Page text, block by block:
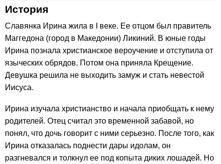
История
Славянка Ирина жила в I веке. Ее отцом был правитель
Маггедона (город в Македонии) Ликиний. В юные годы
Ирина познала христианское вероучение и отступила от
языческих обрядов. Потом она приняла Крещение.
Девушка решила не выходить замуж и стать невестой
Иисуса.
Ирина изучала христианство и начала приобщать к нему
родителей. Отец считал это временной забавой, но
понял, что дочь говорит с ними серьезно. После того, как
Ирина отказалась поднести дары идолам, он
разгневался и толкнул ее под копыта диких лошадей. Но